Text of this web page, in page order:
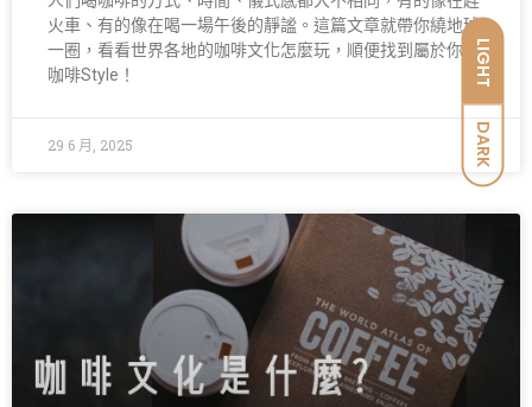
LIGHT
DARK
火車、有的像在喝一場午後的靜謐。這篇文章就帶你繞地球
一圈，看看世界各地的咖啡文化怎麼玩，順便找到屬於你的
咖啡Style！
29 6 月, 2025